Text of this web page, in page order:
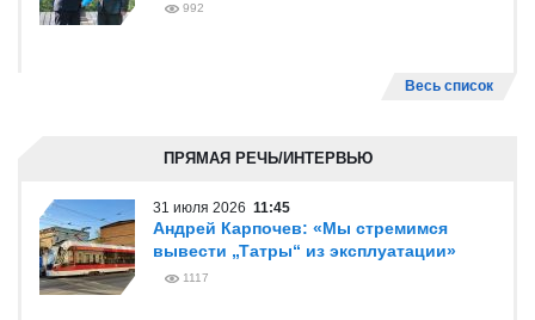
992
Весь список
ПРЯМАЯ РЕЧЬ/ИНТЕРВЬЮ
31 июля 2026 11:45
Андрей Карпочев: «Мы стремимся
вывести „Татры“ из эксплуатации»
1117